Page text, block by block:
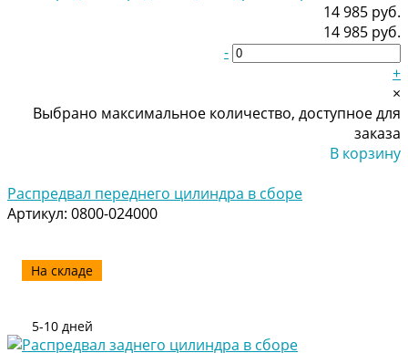
14 985 руб.
14 985 руб.
-
+
×
Выбрано максимальное количество, доступное для
заказа
В корзину
Распредвал переднего цилиндра в сборе
Артикул: 0800-024000
На складе
5-10 дней